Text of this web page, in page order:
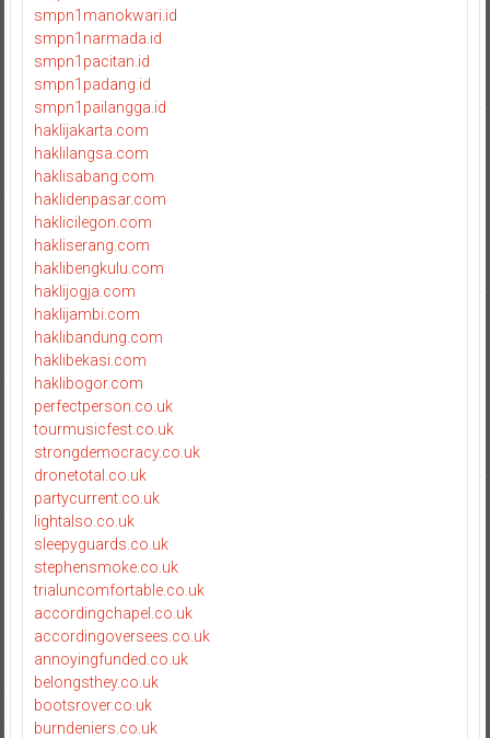
smpn1manokwari.id
smpn1narmada.id
smpn1pacitan.id
smpn1padang.id
smpn1pailangga.id
haklijakarta.com
haklilangsa.com
haklisabang.com
haklidenpasar.com
haklicilegon.com
hakliserang.com
haklibengkulu.com
haklijogja.com
haklijambi.com
haklibandung.com
haklibekasi.com
haklibogor.com
perfectperson.co.uk
tourmusicfest.co.uk
strongdemocracy.co.uk
dronetotal.co.uk
partycurrent.co.uk
lightalso.co.uk
sleepyguards.co.uk
stephensmoke.co.uk
trialuncomfortable.co.uk
accordingchapel.co.uk
accordingoversees.co.uk
annoyingfunded.co.uk
belongsthey.co.uk
bootsrover.co.uk
burndeniers.co.uk